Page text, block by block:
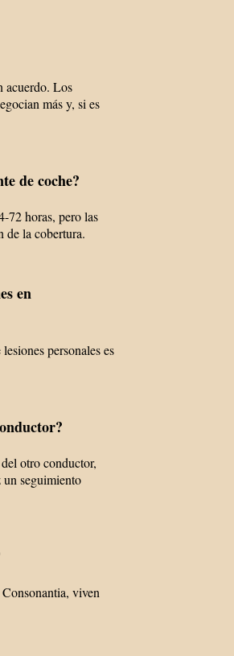
acuerdo. Los
más y, si es
de coche?
72 horas, pero las
de la cobertura.
en
personales es
otro conductor,
un seguimiento
viven